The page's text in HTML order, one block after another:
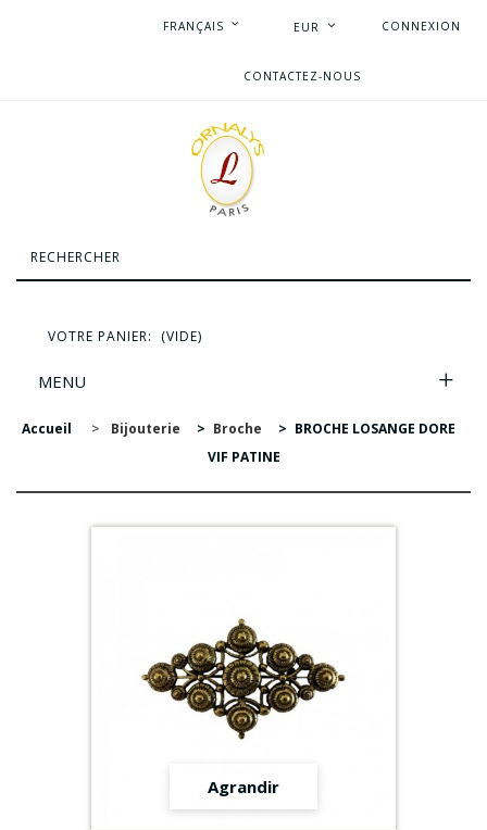
CONNEXION
EUR
FRANÇAIS
CONTACTEZ-NOUS
VOTRE PANIER: (VIDE)
MENU
Accueil > Bijouterie > Broche > BROCHE LOSANGE DORE
VIF PATINE
Agrandir